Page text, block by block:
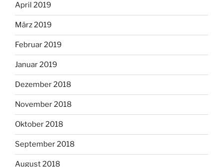
April 2019
März 2019
Februar 2019
Januar 2019
Dezember 2018
November 2018
Oktober 2018
September 2018
August 2018